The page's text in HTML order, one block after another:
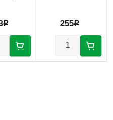
p 255p